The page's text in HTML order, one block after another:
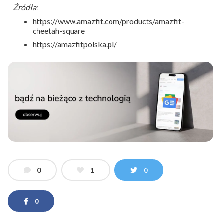
Źródła:
https://www.amazfit.com/products/amazfit-
cheetah-square
https://amazfitpolska.pl/
0 1 0
0